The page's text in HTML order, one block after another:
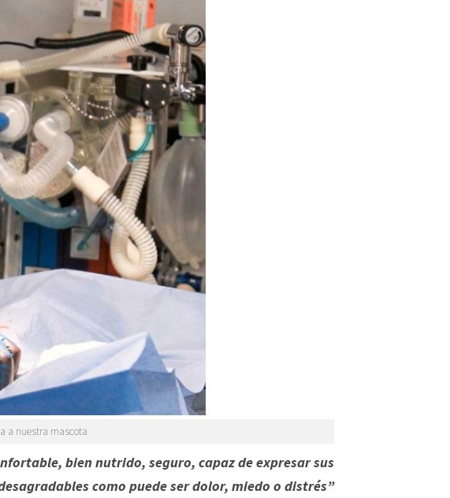
a nuestra mascota
bien nutrido, seguro, capaz de expresar sus
como puede ser dolor, miedo o distrés”